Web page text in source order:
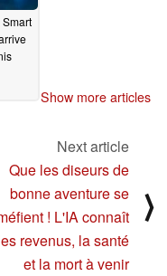
Show more articles
Next article
Que les diseurs de
bonne aventure se
! L'IA connaît
revenus, la santé
et la mort à venir
⟩